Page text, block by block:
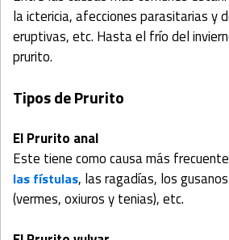
la ictericia, afecciones parasitarias y
eruptivas, etc. Hasta el frío del
prurito.
Tipos de Prurito
El Prurito anal
Este tiene como causa más
las fístulas, las ragadías, los
(vermes, oxiuros y tenias), etc.